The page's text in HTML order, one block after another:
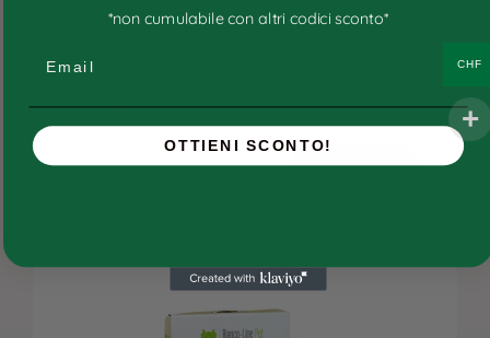
FAQs
Manzo 48% e Riso Soffiato
17,90CHF
CHF
*non cumulabile con altri codici sconto*
OTTIENI SCONTO!